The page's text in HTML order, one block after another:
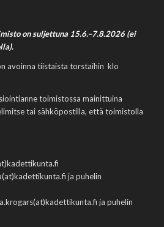
on suljettuna 15.6.–7.8.2026 (ei
avoinna tiistaista torstaihin klo
toimistossa mainittuina
tai sähköpostilla, että toimistolla
ja puhelin
ja puhelin